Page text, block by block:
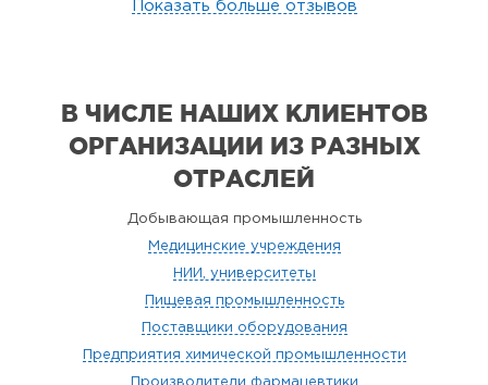
Показать больше отзывов
В ЧИСЛЕ НАШИХ КЛИЕНТОВ
ОРГАНИЗАЦИИ ИЗ РАЗНЫХ
ОТРАСЛЕЙ
Добывающая промышленность
Медицинские учреждения
НИИ, университеты
Пищевая промышленность
Поставщики оборудования
Предприятия химической промышленности
Производители фармацевтики